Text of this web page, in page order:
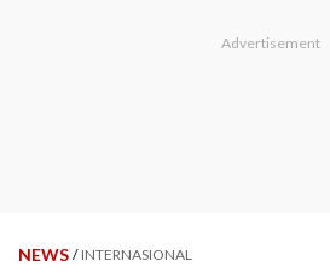
NEWS / INTERNASIONAL